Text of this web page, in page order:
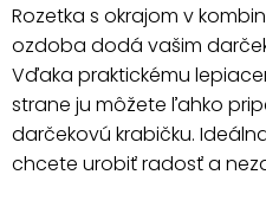
Rozetka s okrajom v
ozdoba dodá vašim
Vďaka praktickému
strane ju môžete ľahko
darčekovú krabičku.
chcete urobiť radosť a